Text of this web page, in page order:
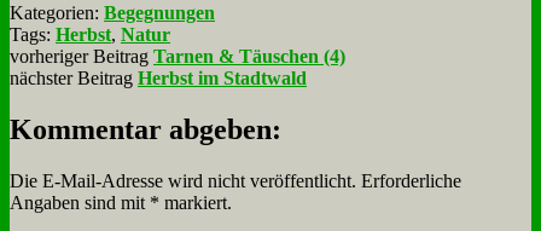
Kategorien: Begegnungen
Tags: Herbst, Natur
vorheriger Beitrag Tarnen & Täuschen (4)
nächster Beitrag Herbst im Stadtwald
Kommentar abgeben:
Die E-Mail-Adresse wird nicht veröffentlicht. Erforderliche
Angaben sind mit * markiert.